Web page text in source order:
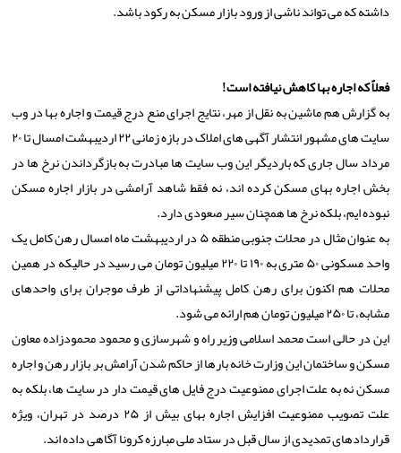
داشته که می تواند ناشی از ورود بازار مسکن به رکود باشد.
فعلاً که اجاره بها کاهش نیافته است!
به گزارش هم ماشین به نقل از مهر، نتایج اجرای منع درج قیمت و اجاره بها در وب
سایت های مشهور انتشار آگهی های املاک در بازه زمانی ۲۲ اردیبهشت امسال تا ۲۰
مرداد سال جاری که باردیگر این وب سایت ها مبادرت به بازگرداندن نرخ ها در
بخش اجاره بهای مسکن کرده اند، نه فقط شاهد آرامشی در بازار اجاره مسکن
نبوده ایم، بلکه نرخ ها همچنان سیر صعودی دارد.
به عنوان مثال در محلات جنوبی منطقه ۵ در اردیبهشت ماه امسال رهن کامل یک
واحد مسکونی ۵۰ متری به ۱۹۰ تا ۲۲۰ میلیون تومان می رسید در حالیکه در همین
محلات هم اکنون برای رهن کامل پیشنهاداتی از طرف موجران برای واحدهای
مشابه، تا ۲۵۰ میلیون تومان هم ارائه می شود.
این در حالی است محمد اسلامی وزیر راه و شهرسازی و محمود محمودزاده معاون
مسکن و ساختمان این وزارت خانه بارها از حاکم شدن آرامش بر بازار رهن و اجاره
مسکن نه به علت اجرای ممنوعیت درج فایل های قیمت دار در سایت ها، بلکه به
علت تصویب ممنوعیت افزایش اجاره بهای بیش از ۲۵ درصد در تهران، ویژه
قراردادهای تمدیدی از سال قبل در ستاد ملی مبارزه کرونا آگاهی داده اند.